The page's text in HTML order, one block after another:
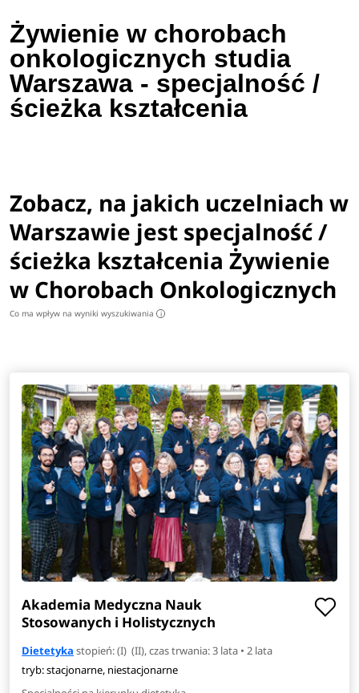
Żywienie w chorobach
onkologicznych studia
Warszawa - specjalność /
ścieżka kształcenia
Zobacz, na jakich uczelniach w
Warszawie jest specjalność /
ścieżka kształcenia Żywienie
w Chorobach Onkologicznych
Co ma wpływ na wyniki wyszukiwania i
Akademia Medyczna Nauk
Stosowanych i Holistycznych
Dietetyka stopień: (I) (II), czas trwania: 3 lata • 2 lata
tryb: stacjonarne, niestacjonarne